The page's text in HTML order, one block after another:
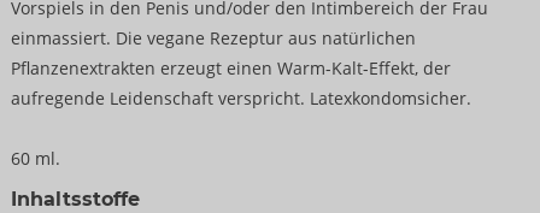
Vorspiels in den Penis und/oder den Intimbereich der Frau
einmassiert. Die vegane Rezeptur aus natürlichen
Pflanzenextrakten erzeugt einen Warm-Kalt-Effekt, der
aufregende Leidenschaft verspricht. Latexkondomsicher.
60 ml.
Inhaltsstoffe